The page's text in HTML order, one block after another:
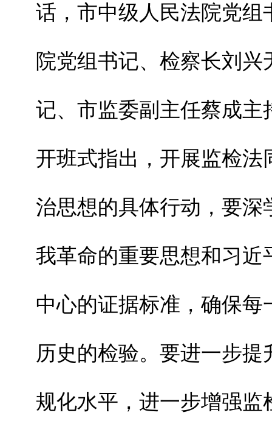
话，市中级人民法院党
院党组书记、检察长刘
记、市监委副主任蔡成主
开班式指出，开展监检
治思想的具体行动，要
我革命的重要思想和习
中心的证据标准，确保
历史的检验。要进一步
规化水平，进一步增强